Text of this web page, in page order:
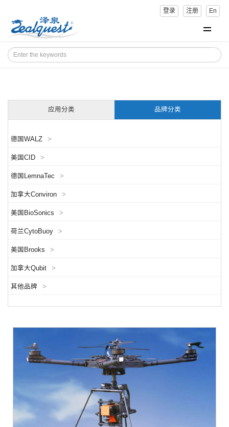
登录 注册 En
应用分类 品牌分类
德国WALZ >
美国CID >
德国LemnaTec >
加拿大Conviron >
美国BioSonics >
荷兰CytoBuoy >
美国Brooks >
加拿大Qubit >
其他品牌 >